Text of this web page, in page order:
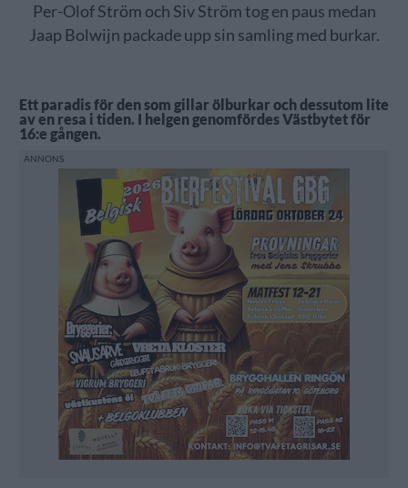
Per-Olof Ström och Siv Ström tog en paus medan
Jaap Bolwijn packade upp sin samling med burkar.
Ett paradis för den som gillar ölburkar och dessutom lite
av en resa i tiden. I helgen genomfördes Västbytet för
16:e gången.